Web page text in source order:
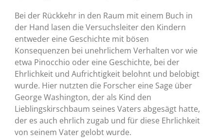
Bei der Rückkehr in den Raum mit einem Buch in
der Hand lasen die Versuchsleiter den Kindern
entweder eine Geschichte mit bösen
Konsequenzen bei unehrlichem Verhalten vor wie
etwa Pinocchio oder eine Geschichte, bei der
Ehrlichkeit und Aufrichtigkeit belohnt und belobigt
wurde. Hier nutzten die Forscher eine Sage über
George Washington, der als Kind den
Lieblingskirschbaum seines Vaters abgesägt hatte,
der es auch ehrlich zugab und für diese Ehrlichkeit
von seinem Vater gelobt wurde.